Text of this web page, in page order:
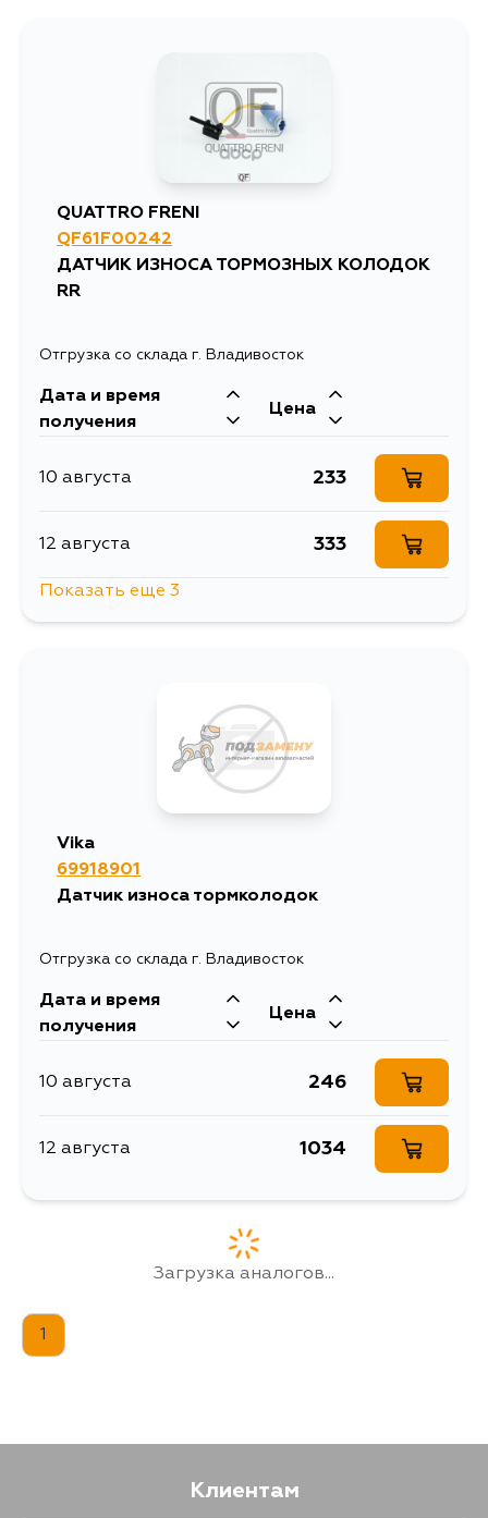
603
14 августа
QUATTRO FRENI
QF61F00242
ДАТЧИК ИЗНОСА ТОРМОЗНЫХ КОЛОДОК
RR
Отгрузка со склада г. Владивосток
Дата и время
получения
Цена
10 августа 233
12 августа 333
Показать еще 3
Vika
69918901
Датчик износа тормколодок
Отгрузка со склада г. Владивосток
Дата и время
получения
Цена
10 августа 246
12 августа 1034
Загрузка аналогов...
1
Клиентам